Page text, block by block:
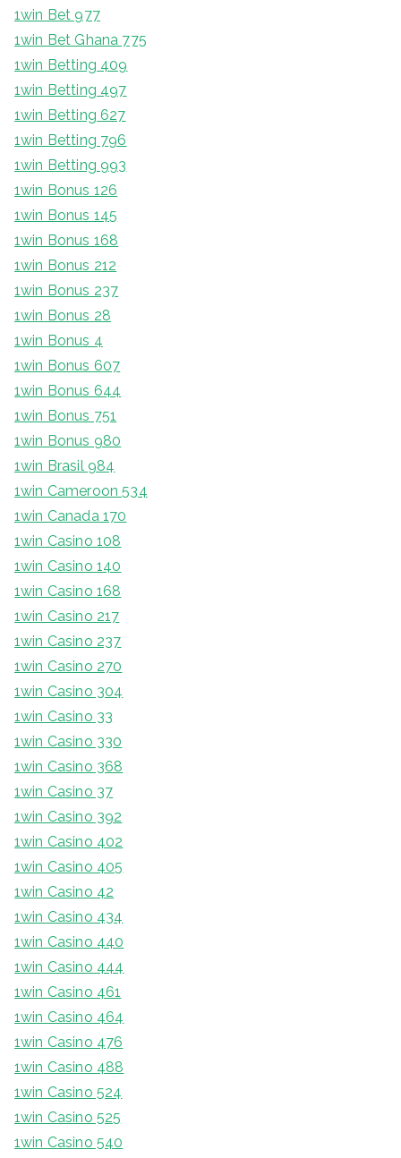
1win Bet 977
1win Bet Ghana 775
1win Betting 409
1win Betting 497
1win Betting 627
1win Betting 796
1win Betting 993
1win Bonus 126
1win Bonus 145
1win Bonus 168
1win Bonus 212
1win Bonus 237
1win Bonus 28
1win Bonus 4
1win Bonus 607
1win Bonus 644
1win Bonus 751
1win Bonus 980
1win Brasil 984
1win Cameroon 534
1win Canada 170
1win Casino 108
1win Casino 140
1win Casino 168
1win Casino 217
1win Casino 237
1win Casino 270
1win Casino 304
1win Casino 33
1win Casino 330
1win Casino 368
1win Casino 37
1win Casino 392
1win Casino 402
1win Casino 405
1win Casino 42
1win Casino 434
1win Casino 440
1win Casino 444
1win Casino 461
1win Casino 464
1win Casino 476
1win Casino 488
1win Casino 524
1win Casino 525
1win Casino 540